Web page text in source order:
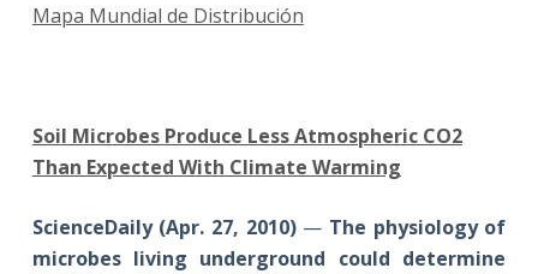
Mapa Mundial de Distribución
Soil Microbes Produce Less Atmospheric CO2
Than Expected With Climate Warming
ScienceDaily (Apr. 27, 2010)— The physiology of
microbes living underground could determine